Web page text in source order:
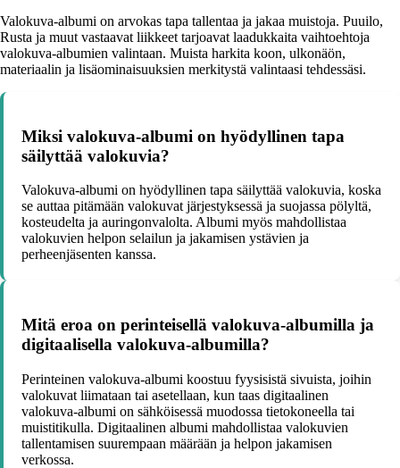
Valokuva-albumi on arvokas tapa tallentaa ja jakaa muistoja. Puuilo,
Rusta ja muut vastaavat liikkeet tarjoavat laadukkaita vaihtoehtoja
valokuva-albumien valintaan. Muista harkita koon, ulkonäön,
materiaalin ja lisäominaisuuksien merkitystä valintaasi tehdessäsi.
Miksi valokuva-albumi on hyödyllinen tapa
säilyttää valokuvia?
Valokuva-albumi on hyödyllinen tapa säilyttää valokuvia, koska
se auttaa pitämään valokuvat järjestyksessä ja suojassa pölyltä,
kosteudelta ja auringonvalolta. Albumi myös mahdollistaa
valokuvien helpon selailun ja jakamisen ystävien ja
perheenjäsenten kanssa.
Mitä eroa on perinteisellä valokuva-albumilla ja
digitaalisella valokuva-albumilla?
Perinteinen valokuva-albumi koostuu fyysisistä sivuista, joihin
valokuvat liimataan tai asetellaan, kun taas digitaalinen
valokuva-albumi on sähköisessä muodossa tietokoneella tai
muistitikulla. Digitaalinen albumi mahdollistaa valokuvien
tallentamisen suurempaan määrään ja helpon jakamisen
verkossa.